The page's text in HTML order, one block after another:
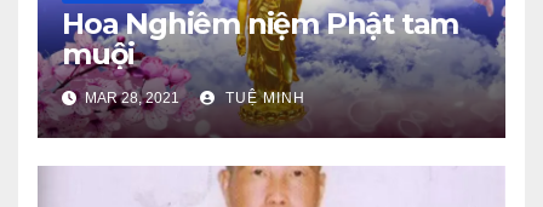
Hoa Nghiêm niệm Phật tam
muội
MAR 28, 2021 TUỆ MINH